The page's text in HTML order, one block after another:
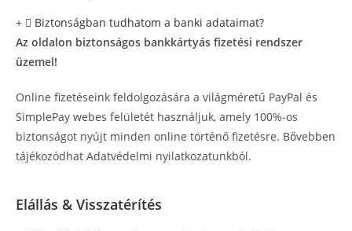
Biztonságban tudhatom a banki adataimat?
Az oldalon biztonságos bankkártyás fizetési rendszer
üzemel!
Online fizetéseink feldolgozására a világméretű PayPal és
SimplePay webes felületét használjuk, amely 100%-os
biztonságot nyújt minden online történő fizetésre. Bővebben
tájékozódhat Adatvédelmi nyilatkozatunkból.
Elállás & Visszatérítés